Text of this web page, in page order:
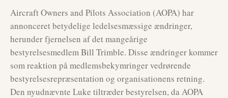
Aircraft Owners and Pilots Association (AOPA) har
annonceret betydelige ledelsesmæssige ændringer,
herunder fjernelsen af det mangeårige
bestyrelsesmedlem Bill Trimble. Disse ændringer kommer
som reaktion på medlemsbekymringer vedrørende
bestyrelsesrepræsentation og organisationens retning.
Den nyudnævnte Luke tiltræder bestyrelsen, da AOPA